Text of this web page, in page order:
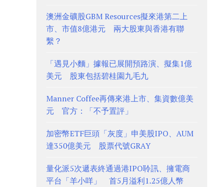
澳洲金礦股GBM Resources擬來港第二上
市、市值8億港元 兩大股東與香港有聯
繫？
「遇見小麵」據報已展開預路演、擬集1億
美元 股東包括碧桂園九毛九
Manner Coffee再傳來港上市、集資數億美
元 官方：「不予置評」
加密幣ETF巨頭「灰度」申美股IPO、AUM
達350億美元 股票代號GRAY
量化派5次遞表終通過港IPO聆訊、擁電商
平台「羊小咩」 首5月溢利1.25億人幣